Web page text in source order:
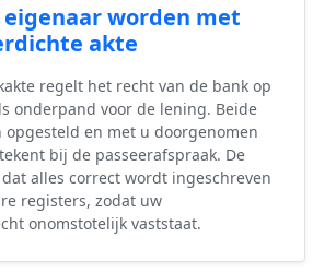
eigenaar worden met
akte
regelt het recht van de bank op
onderpand voor de lening. Beide
opgesteld en met u doorgenomen
bij de passeerafspraak. De
alles correct wordt ingeschreven
registers, zodat uw
onomstotelijk vaststaat.